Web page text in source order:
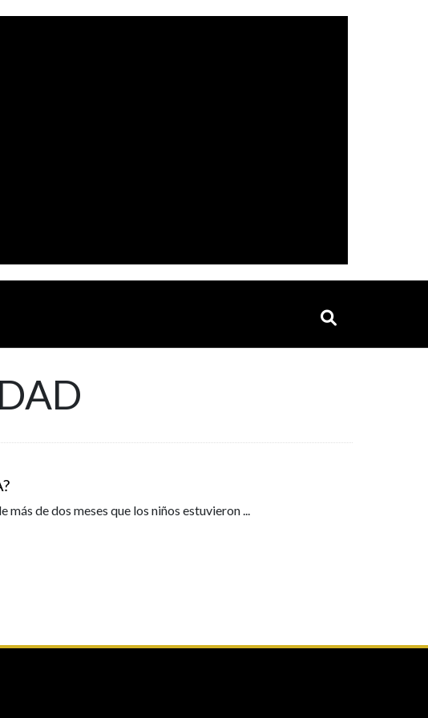
más de dos meses que los niños estuvieron